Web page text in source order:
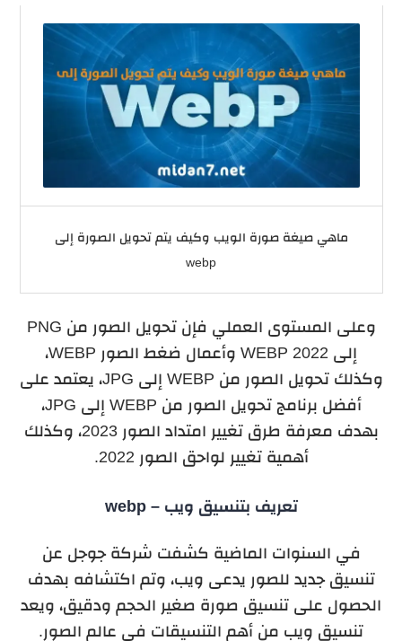
ماهي صيغة صورة الويب وكيف يتم تحويل الصورة إلى
webp
وعلى المستوى العملي فإن تحويل الصور من PNG
إلى WEBP 2022 وأعمال ضغط الصور WEBP،
وكذلك تحويل الصور من WEBP إلى JPG، يعتمد على
أفضل برنامج تحويل الصور من WEBP إلى JPG،
بهدف معرفة طرق تغيير امتداد الصور 2023، وكذلك
أهمية تغيير لواحق الصور 2022.
تعريف بتنسيق ويب – webp
في السنوات الماضية كشفت شركة جوجل عن
تنسيق جديد للصور يدعى ويب، وتم اكتشافه بهدف
الحصول على تنسيق صورة صغير الحجم ودقيق، ويعد
تنسيق ويب من أهم التنسيقات في عالم الصور.